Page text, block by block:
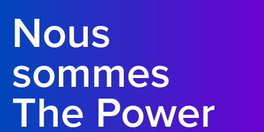
Nous
sommes
The Power